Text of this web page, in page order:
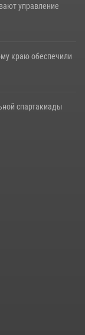
управление
краю обеспечили
спартакиады